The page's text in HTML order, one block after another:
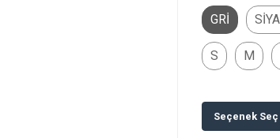
GRİ
S M
Seçenek Seç